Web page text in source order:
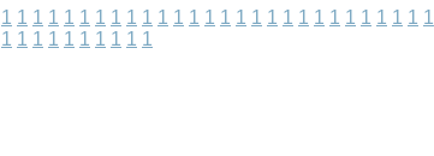
1 1 1 1 1 1 1 1 1 1 1 1 1 1 1 1 1 1 1 1 1 1 1 1 1 1 1 1
1 1 1 1 1 1 1 1 1 1